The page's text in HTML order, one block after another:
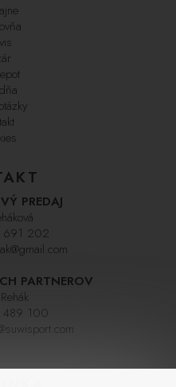
PREDAJ
202
PARTNEROV
100